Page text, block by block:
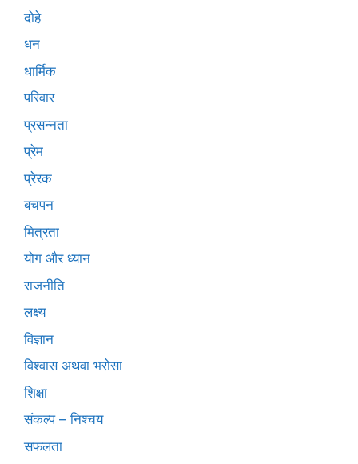
दोहे
धन
धार्मिक
परिवार
प्रसन्नता
प्रेम
प्रेरक
बचपन
मित्रता
योग और ध्यान
राजनीति
लक्ष्य
विज्ञान
विश्वास अथवा भरोसा
शिक्षा
संकल्प – निश्चय
सफलता